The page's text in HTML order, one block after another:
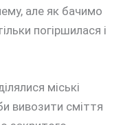
але як бачимо
погіршилася і
міські
вивозити сміття